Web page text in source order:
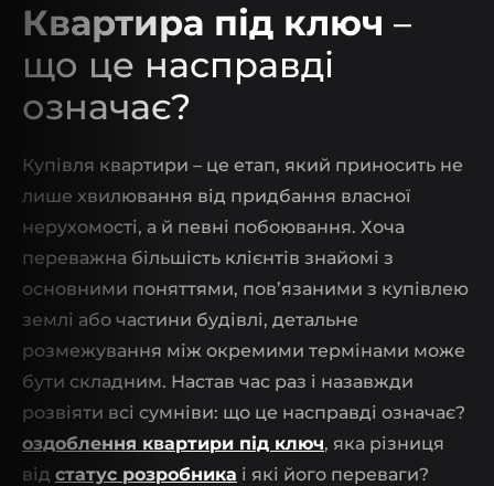
Квартира під ключ –
що це насправді
означає?
Купівля квартири – це етап, який приносить не
лише хвилювання від придбання власної
нерухомості, а й певні побоювання. Хоча
переважна більшість клієнтів знайомі з
основними поняттями, пов’язаними з купівлею
землі або частини будівлі, детальне
розмежування між окремими термінами може
бути складним. Настав час раз і назавжди
розвіяти всі сумніви: що це насправді означає?
оздоблення квартири під ключ, яка різниця
від статус розробника і які його переваги?